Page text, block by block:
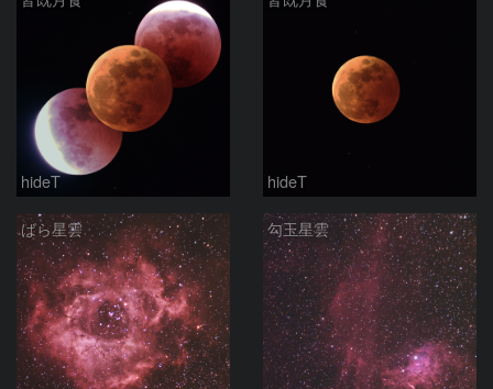
hideT hideT
ばら星雲 勾玉星雲